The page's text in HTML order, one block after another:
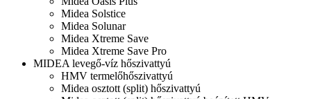
Midea Solstice
Midea Solunar
Midea Xtreme Save
Midea Xtreme Save Pro
MIDEA levegő-víz hőszivattyú
HMV termelőhőszivattyú
Midea osztott (split) hőszivattyú